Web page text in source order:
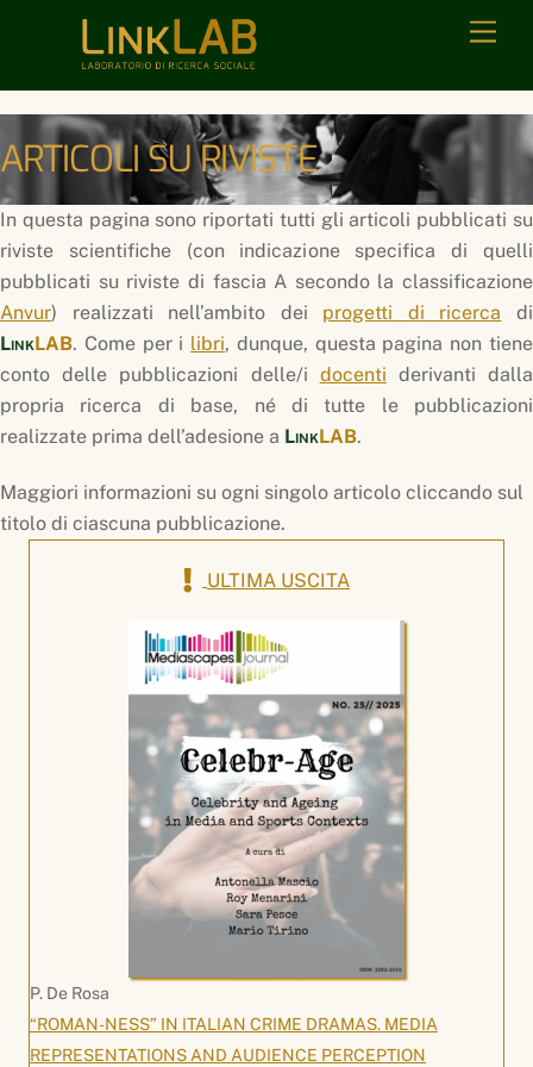
ARTICOLI SU RIVISTE
In questa pagina sono riportati tutti gli articoli pubblicati su
riviste scientifiche (con indicazione specifica di quelli
pubblicati su riviste di fascia A secondo la classificazione
Anvur) realizzati nell’ambito dei progetti di ricerca di
LinkLAB. Come per i libri, dunque, questa pagina non tiene
conto delle pubblicazioni delle/i docenti derivanti dalla
propria ricerca di base, né di tutte le pubblicazioni
realizzate prima dell’adesione a LinkLAB.
Maggiori informazioni su ogni singolo articolo cliccando sul
titolo di ciascuna pubblicazione.
ULTIMA USCITA
P. De Rosa
“ROMAN-NESS” IN ITALIAN CRIME DRAMAS. MEDIA
REPRESENTATIONS AND AUDIENCE PERCEPTION